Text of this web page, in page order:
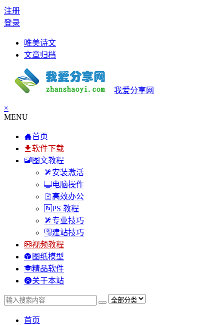
注册
登录
唯美诗文
文章归档
我爱分享网
×
MENU
首页
软件下载
图文教程
安装激活
电脑操作
高效办公
PS 教程
专业技巧
建站技巧
视频教程
图纸模型
精品软件
关于本站
首页